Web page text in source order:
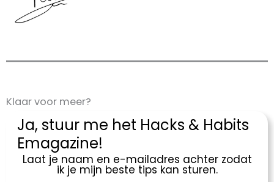
Klaar voor meer?
Ja, stuur me het Hacks & Habits
Emagazine!
Laat je naam en e-mailadres achter zodat
ik je mijn beste tips kan sturen.